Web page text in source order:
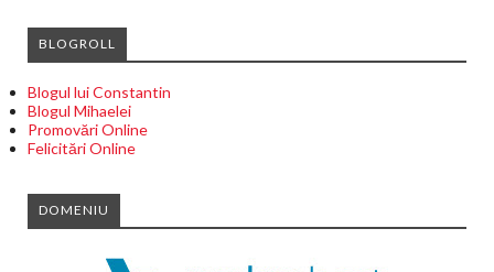
BLOGROLL
Blogul lui Constantin
Blogul Mihaelei
Promovări Online
Felicitări Online
DOMENIU